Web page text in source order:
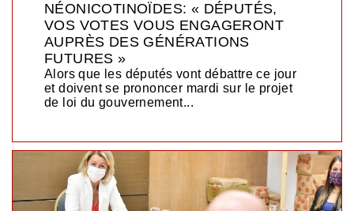
NÉONICOTINOÏDES: « DÉPUTÉS,
VOS VOTES VOUS ENGAGERONT
AUPRÈS DES GÉNÉRATIONS
FUTURES »
Alors que les députés vont débattre ce jour
et doivent se prononcer mardi sur le projet
de loi du gouvernement...